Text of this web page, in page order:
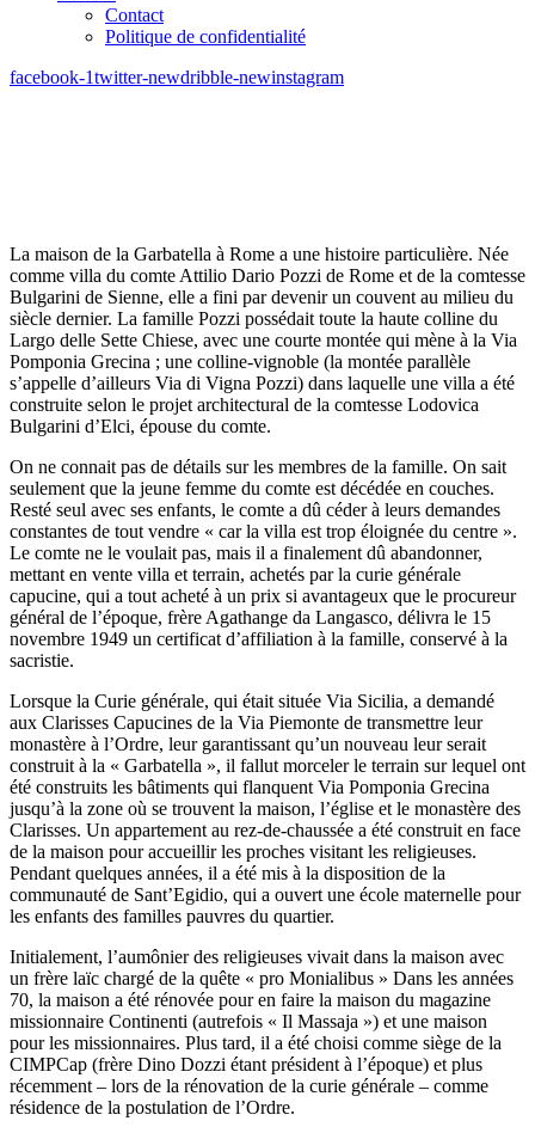
Contact
Politique de confidentialité
facebook-1twitter-newdribble-newinstagram
La maison de la Garbatella à Rome a une histoire particulière. Née
comme villa du comte Attilio Dario Pozzi de Rome et de la comtesse
Bulgarini de Sienne, elle a fini par devenir un couvent au milieu du
siècle dernier. La famille Pozzi possédait toute la haute colline du
Largo delle Sette Chiese, avec une courte montée qui mène à la Via
Pomponia Grecina ; une colline-vignoble (la montée parallèle
s’appelle d’ailleurs Via di Vigna Pozzi) dans laquelle une villa a été
construite selon le projet architectural de la comtesse Lodovica
Bulgarini d’Elci, épouse du comte.
On ne connait pas de détails sur les membres de la famille. On sait
seulement que la jeune femme du comte est décédée en couches.
Resté seul avec ses enfants, le comte a dû céder à leurs demandes
constantes de tout vendre « car la villa est trop éloignée du centre ».
Le comte ne le voulait pas, mais il a finalement dû abandonner,
mettant en vente villa et terrain, achetés par la curie générale
capucine, qui a tout acheté à un prix si avantageux que le procureur
général de l’époque, frère Agathange da Langasco, délivra le 15
novembre 1949 un certificat d’affiliation à la famille, conservé à la
sacristie.
Lorsque la Curie générale, qui était située Via Sicilia, a demandé
aux Clarisses Capucines de la Via Piemonte de transmettre leur
monastère à l’Ordre, leur garantissant qu’un nouveau leur serait
construit à la « Garbatella », il fallut morceler le terrain sur lequel ont
été construits les bâtiments qui flanquent Via Pomponia Grecina
jusqu’à la zone où se trouvent la maison, l’église et le monastère des
Clarisses. Un appartement au rez-de-chaussée a été construit en face
de la maison pour accueillir les proches visitant les religieuses.
Pendant quelques années, il a été mis à la disposition de la
communauté de Sant’Egidio, qui a ouvert une école maternelle pour
les enfants des familles pauvres du quartier.
Initialement, l’aumônier des religieuses vivait dans la maison avec
un frère laïc chargé de la quête « pro Monialibus » Dans les années
70, la maison a été rénovée pour en faire la maison du magazine
missionnaire Continenti (autrefois « Il Massaja ») et une maison
pour les missionnaires. Plus tard, il a été choisi comme siège de la
CIMPCap (frère Dino Dozzi étant président à l’époque) et plus
récemment – lors de la rénovation de la curie générale – comme
résidence de la postulation de l’Ordre.